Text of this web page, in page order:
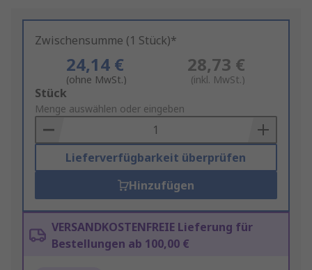
Zwischensumme (1 Stück)*
24,14 €
(ohne MwSt.)
28,73 €
(inkl. MwSt.)
Add
to
Basket
Stück
Menge auswählen oder eingeben
Lieferverfügbarkeit überprüfen
Hinzufügen
VERSANDKOSTENFREIE Lieferung für
Bestellungen ab 100,00 €